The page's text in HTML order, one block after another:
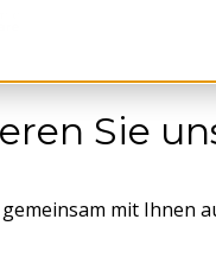
Sie
mit Ihnen